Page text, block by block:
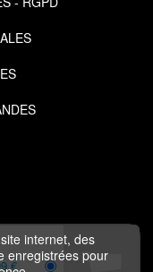
internet, des
enregistrées pour
€